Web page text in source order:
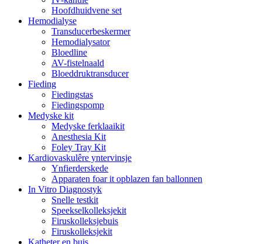
Hoofdhuidvene set
Hemodialyse
Transducerbeskermer
Hemodialysator
Bloedline
AV-fistelnaald
Bloeddruktransducer
Fieding
Fiedingstas
Fiedingspomp
Medyske kit
Medyske ferklaaikit
Anesthesia Kit
Foley Tray Kit
Kardiovaskulêre yntervinsje
Ynfierderskede
Apparaten foar it opblazen fan ballonnen
In Vitro Diagnostyk
Snelle testkit
Speekselkolleksjekit
Firuskolleksjebuis
Firuskolleksjekit
Katheter en buis